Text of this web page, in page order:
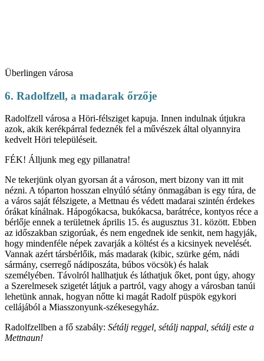
Überlingen városa
6. Radolfzell, a madarak őrzője
Radolfzell városa a Höri-félsziget kapuja. Innen indulnak útjukra
azok, akik kerékpárral fedeznék fel a művészek által olyannyira
kedvelt Höri településeit.
FÉK! Álljunk meg egy pillanatra!
Ne tekerjünk olyan gyorsan át a városon, mert bizony van itt mit
nézni. A tóparton hosszan elnyúló sétány önmagában is egy túra, de
a város saját félszigete, a Mettnau és védett madarai szintén érdekes
órákat kínálnak. Hápogókacsa, bukókacsa, barátréce, kontyos réce a
bérlője ennek a területnek április 15. és augusztus 31. között. Ebben
az időszakban szigorúak, és nem engednek ide senkit, nem hagyják,
hogy mindenféle népek zavarják a költést és a kicsinyek nevelését.
Vannak azért társbérlőik, más madarak (kibic, szürke gém, nádi
sármány, cserregő nádiposzáta, búbos vöcsök) és halak
személyében. Távolról hallhatjuk és láthatjuk őket, pont úgy, ahogy
a Szerelmesek szigetét látjuk a partról, vagy ahogy a városban tanúi
lehetünk annak, hogyan nőtte ki magát Radolf püspök egykori
cellájából a Miasszonyunk-székesegyház.
Radolfzellben a fő szabály: Sétálj reggel, sétálj nappal, sétálj este a
Mettnaun!